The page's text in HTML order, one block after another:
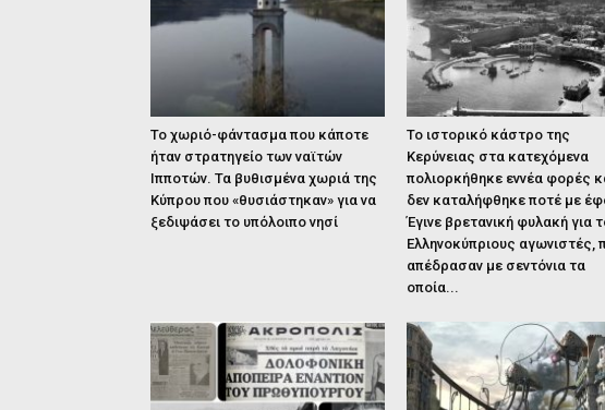
Το χωριό-φάντασμα που κάποτε
ήταν στρατηγείο των ναϊτών
Ιπποτών. Τα βυθισμένα χωριά της
Κύπρου που «θυσιάστηκαν» για να
ξεδιψάσει το υπόλοιπο νησί
Το ιστορικό κάστρο της
Κερύνειας στα κατεχόμενα
πολιορκήθηκε εννέα φορές
δεν καταλήφθηκε ποτέ με
Έγινε βρετανική φυλακή για
Ελληνοκύπριους αγωνιστές,
απέδρασαν με σεντόνια τα
οποία...